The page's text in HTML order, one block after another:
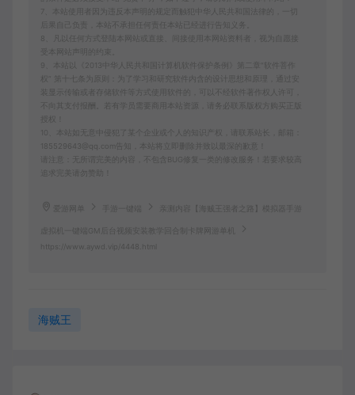
7、本站使用者因为违反本声明的规定而触犯中华人民共和国法律的，一切
后果自己负责，本站不承担任何责任本站已经进行告知义务。
8、凡以任何方式登陆本网站或直接、间接使用本网站资料者，视为自愿接
受本网站声明的约束。
9、本站以《2013中华人民共和国计算机软件保护条例》第二章"软件菩作
权” 第十七条为原则：为了学习和研究软件内含的设计思想和原理，通过安
装显示传输或者存储软件等方式使用软件的，可以不经软件著作权人许可，
不向其支付报酬。若有学员需要商用本站资源，请务必联系版权方购买正版
10、本站如无意中侵犯了某个企业或个人的知识产权，请联系站长，邮箱：
185529643@qq.com告知，本站将立即删除并致以最深的歉意！
请注意：无所谓完美的内容，不包含BUG修复一类的修改服务！若要求较高
追求完美请勿赞助！
爱游网单 手游一键端 亲测内容【海贼王强者之路】模拟器手游
虚拟机一键端GM后台视频安装教学回合制卡牌网游单机
https://www.aywd.vip/4448.html
海贼王